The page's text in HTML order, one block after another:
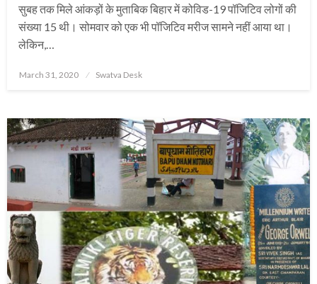
सुबह तक मिले आंकड़ों के मुताबिक बिहार में कोविड-19 पॉजिटिव लोगों की
संख्या 15 थी। सोमवार को एक भी पॉजिटिव मरीज सामने नहीं आया था।
लेकिन,…
Posted
March 31, 2020 Swatva Desk